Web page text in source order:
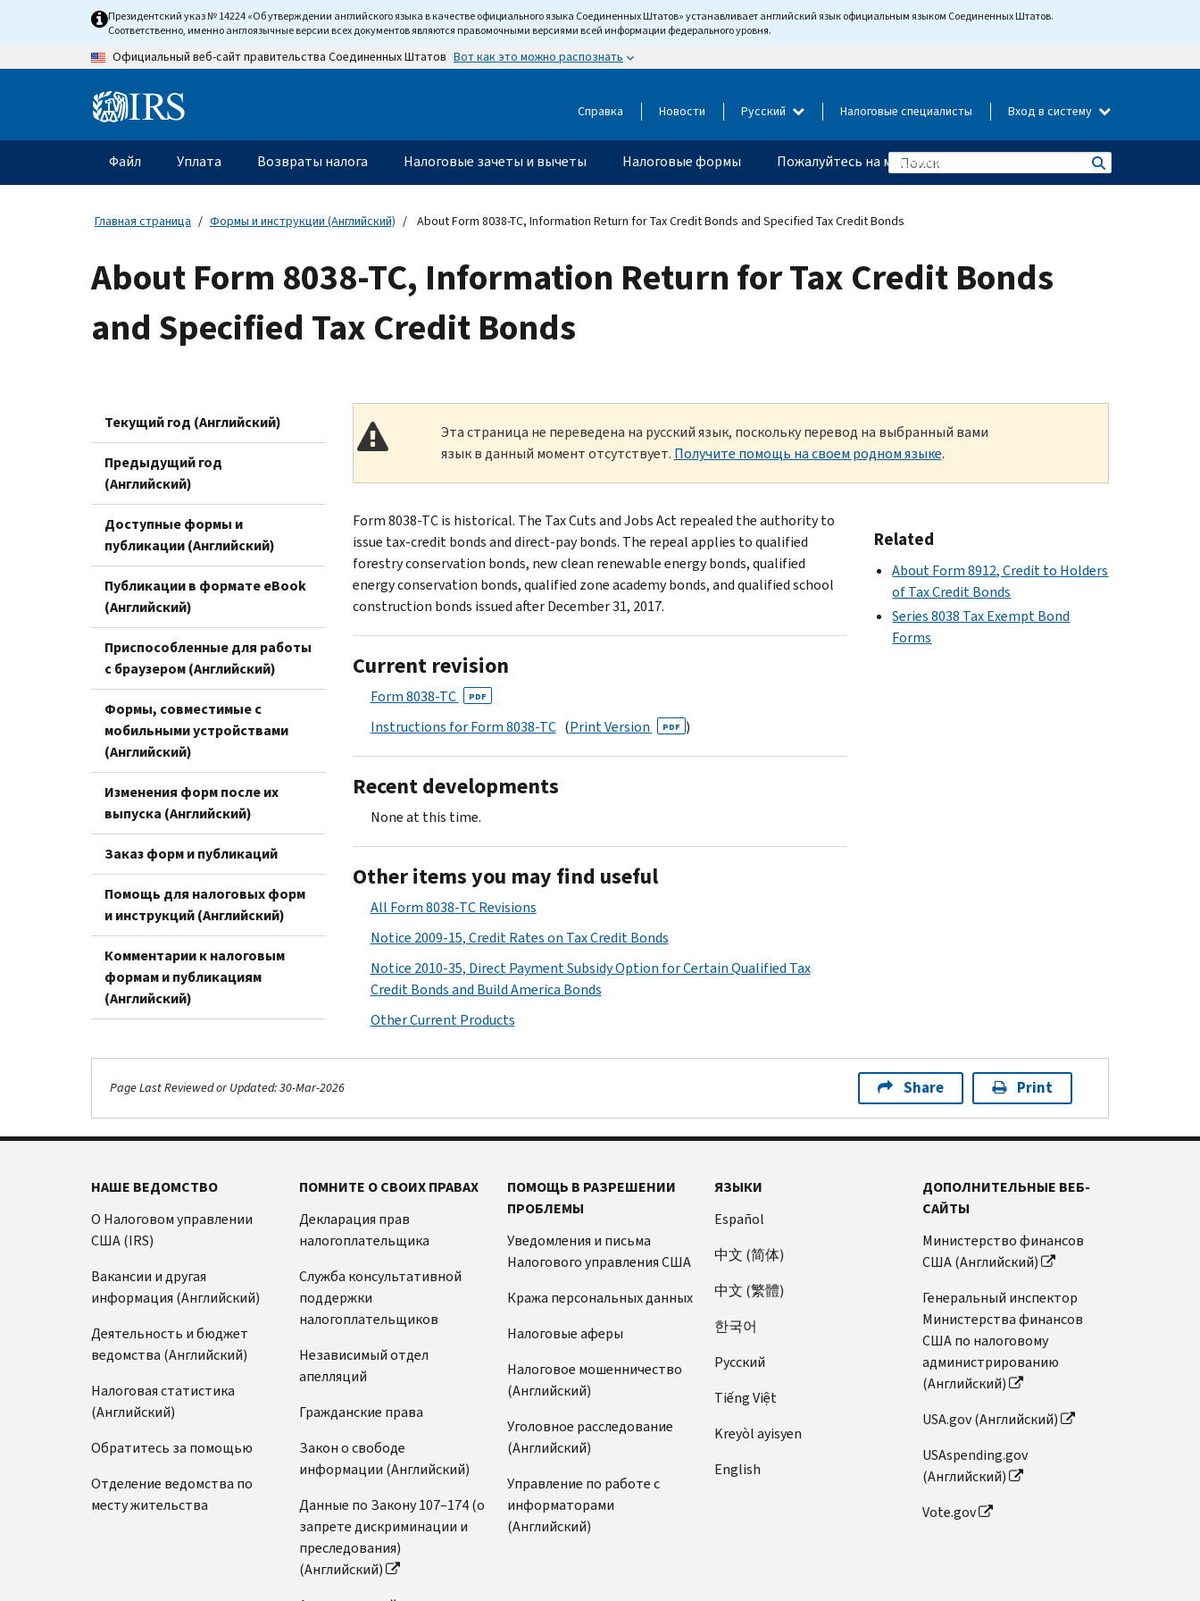
content
Президентский указ № 14224 «Об утверждении английского языка в качестве официального языка Соединенных Штатов» устанавливает английский язык официальным языком Соединенных Штатов.
Соответственно, именно англоязычные версии всех документов являются правомочными версиями всей информации федерального уровня.
Официальный веб-сайт правительства Соединенных Штатов Вот как это можно распознать
Information Справка Новости Русский Налоговые специалисты Вход в систему
Главное
меню
Файл Уплата Возвраты налога Налоговые зачеты и вычеты Налоговые формы Пожалуйтесь на мошенничество
Главная страница Формы и инструкции (Английский) About Form 8038-TC, Information Return for Tax Credit Bonds and Specified Tax Credit Bonds
About Form 8038-TC, Information Return for Tax Credit Bonds
and Specified Tax Credit Bonds
Текущий год (Английский)
Предыдущий год
(Английский)
Доступные формы и
публикации (Английский)
Публикации в формате eBook
(Английский)
Приспособленные для работы
с браузером (Английский)
Формы, совместимые с
мобильными устройствами
(Английский)
Изменения форм после их
выпуска (Английский)
Заказ форм и публикаций
Помощь для налоговых форм
и инструкций (Английский)
Комментарии к налоговым
формам и публикациям
(Английский)
Эта страница не переведена на русский язык, поскольку перевод на выбранный вами
язык в данный момент отсутствует. Получите помощь на своем родном языке.
Form 8038-TC is historical. The Tax Cuts and Jobs Act repealed the authority to
issue tax-credit bonds and direct-pay bonds. The repeal applies to qualified
forestry conservation bonds, new clean renewable energy bonds, qualified
energy conservation bonds, qualified zone academy bonds, and qualified school
construction bonds issued after December 31, 2017.
Current revision
Form 8038-TC PDF
Instructions for Form 8038-TC(Print Version PDF )
Recent developments
None at this time.
Other items you may find useful
All Form 8038-TC Revisions
Notice 2009-15, Credit Rates on Tax Credit Bonds
Notice 2010-35, Direct Payment Subsidy Option for Certain Qualified Tax
Credit Bonds and Build America Bonds
Other Current Products
Related
About Form 8912, Credit to Holders
of Tax Credit Bonds
Series 8038 Tax Exempt Bond
Forms
Page Last Reviewed or Updated: 30-Mar-2026 Share Print
НАШЕ ВЕДОМСТВО
О Налоговом управлении
США (IRS)
Вакансии и другая
информация (Английский)
Деятельность и бюджет
ведомства (Английский)
Налоговая статистика
(Английский)
Обратитесь за помощью
Отделение ведомства по
месту жительства
ПОМНИТЕ О СВОИХ ПРАВАХ
Декларация прав
налогоплательщика
Служба консультативной
поддержки
налогоплательщиков
Независимый отдел
апелляций
Гражданские права
Закон о свободе
информации (Английский)
Данные по Закону 107–174 (о
запрете дискриминации и
преследования)
(Английский)
ПОМОЩЬ В РАЗРЕШЕНИИ
ПРОБЛЕМЫ
Уведомления и письма
Налогового управления США
Кража персональных данных
Налоговые аферы
Налоговое мошенничество
(Английский)
Уголовное расследование
(Английский)
Управление по работе с
информаторами
(Английский)
ЯЗЫКИ
Español
中文 (简体)
中文 (繁體)
한국어
Pусский
Tiếng Việt
Kreyòl ayisyen
English
ДОПОЛНИТЕЛЬНЫЕ ВЕБ-
САЙТЫ
Министерство финансов
США (Английский)
Генеральный инспектор
Министерства финансов
США по налоговому
администрированию
(Английский)
USA.gov (Английский)
USAspending.gov
(Английский)
Vote.gov